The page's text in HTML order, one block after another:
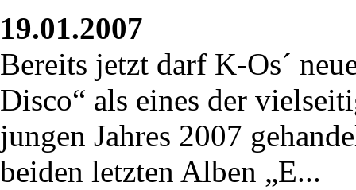
19.01.2007
Bereits jetzt darf K-Os´
Disco“ als eines der
jungen Jahres 2007
beiden letzten Alben „E...